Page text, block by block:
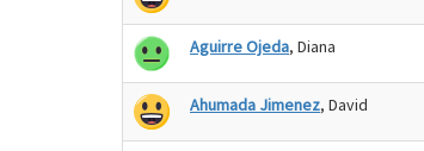
Aguirre Ojeda, Diana
Ahumada Jimenez, David